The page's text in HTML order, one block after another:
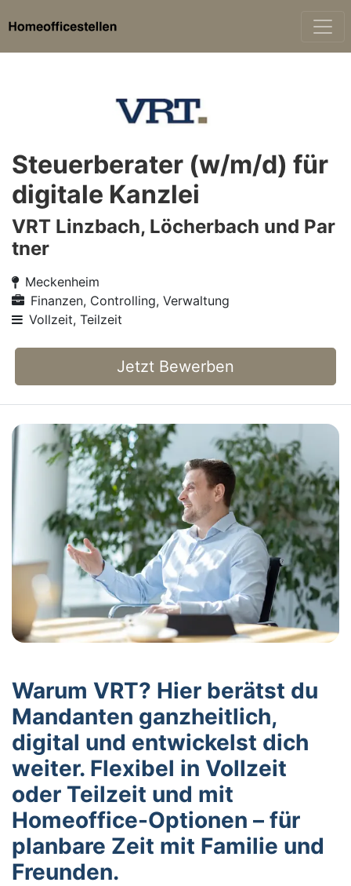
Steuerberater (w/m/d) für
digitale Kanzlei
VRT Linzbach, Löcherbach und Par
tner
Meckenheim
Finanzen, Controlling, Verwaltung
Vollzeit, Teilzeit
Jetzt Bewerben
Warum VRT? Hier berätst du
Mandanten ganzheitlich,
digital und entwickelst dich
weiter. Flexibel in Vollzeit
oder Teilzeit und mit
Homeoffice-Optionen – für
planbare Zeit mit Familie und
Freunden.